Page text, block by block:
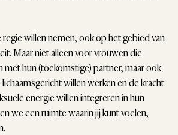
willen nemen, ook op het gebied van
Maar niet alleen voor vrouwen die
hun (toekomstige) partner, maar ook
willen werken en de kracht
energie willen integreren in hun
we een ruimte waarin jij kunt voelen,